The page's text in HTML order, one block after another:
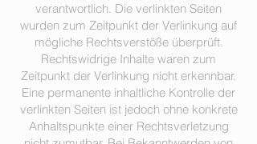
verantwortlich. Die verlinkten Seiten
wurden zum Zeitpunkt der Verlinkung auf
mögliche Rechtsverstöße überprüft.
Rechtswidrige Inhalte waren zum
Zeitpunkt der Verlinkung nicht erkennbar.
Eine permanente inhaltliche Kontrolle der
verlinkten Seiten ist jedoch ohne konkrete
Anhaltspunkte einer Rechtsverletzung